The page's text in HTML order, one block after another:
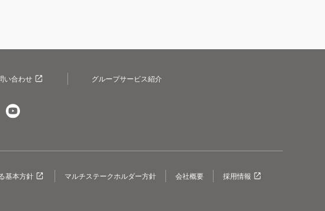
い合わせ グループサービス紹介
基本方針 マルチステークホルダー方針 会社概要 採用情報